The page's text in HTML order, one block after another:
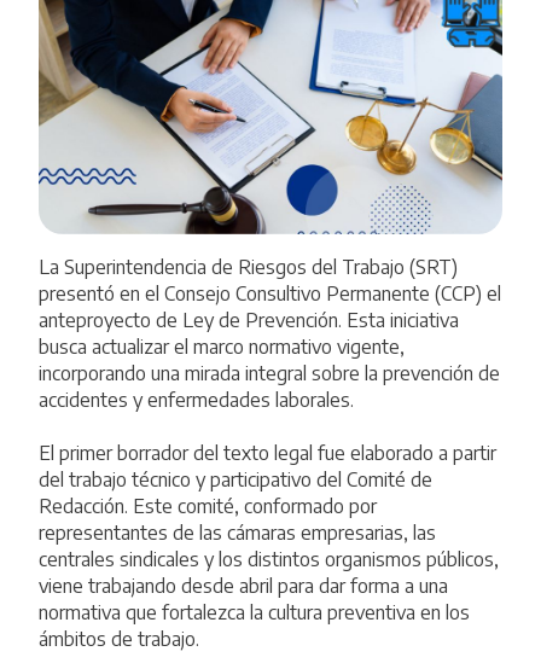
La Superintendencia de Riesgos del Trabajo (SRT)
presentó en el Consejo Consultivo Permanente (CCP) el
anteproyecto de Ley de Prevención. Esta iniciativa
busca actualizar el marco normativo vigente,
incorporando una mirada integral sobre la prevención de
accidentes y enfermedades laborales.
El primer borrador del texto legal fue elaborado a partir
del trabajo técnico y participativo del Comité de
Redacción. Este comité, conformado por
representantes de las cámaras empresarias, las
centrales sindicales y los distintos organismos públicos,
viene trabajando desde abril para dar forma a una
normativa que fortalezca la cultura preventiva en los
ámbitos de trabajo.